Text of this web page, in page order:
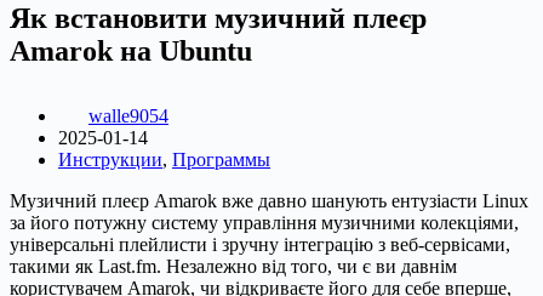
Як встановити музичний плеєр
Amarok на Ubuntu
walle9054
2025-01-14
Инструкции, Программы
Музичний плеєр Amarok вже давно шанують ентузіасти Linux
за його потужну систему управління музичними колекціями,
універсальні плейлисти і зручну інтеграцію з веб-сервісами,
такими як Last.fm. Незалежно від того, чи є ви давнім
користувачем Amarok, чи відкриваєте його для себе вперше,